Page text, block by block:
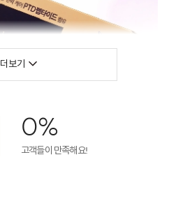
더보기
0%
고객들이 만족해요!